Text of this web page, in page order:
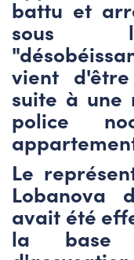
battu et
sous
vient
suite à une
police
Le
Lobanova
avait été
la base